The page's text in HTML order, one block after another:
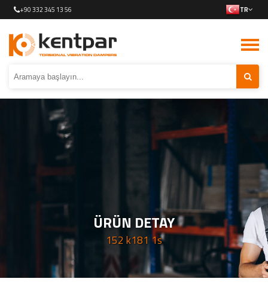
+90 332 345 13 56 TR
ÜRÜN DETAY
152 k181 1s